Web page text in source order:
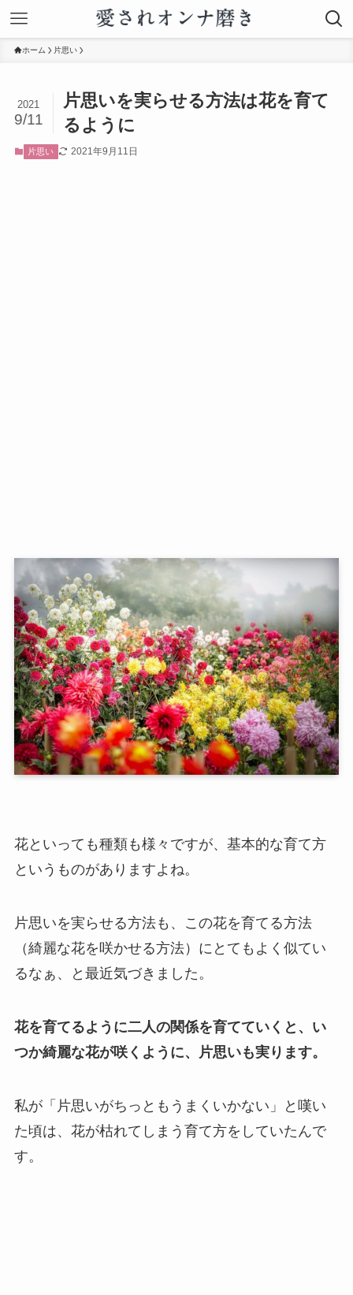
ホーム 片思い
片思いを実らせる方法は花を育て
るように
2021
9/11
片思い 2021年9月11日
花といっても種類も様々ですが、基本的な育て方
というものがありますよね。
片思いを実らせる方法も、この花を育てる方法
（綺麗な花を咲かせる方法）にとてもよく似てい
るなぁ、と最近気づきました。
花を育てるように二人の関係を育てていくと、い
つか綺麗な花が咲くように、片思いも実ります。
私が「片思いがちっともうまくいかない」と嘆い
た頃は、花が枯れてしまう育て方をしていたんで
す。